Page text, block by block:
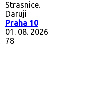
Strasnice.
Daruji
Praha 10
01. 08. 2026
78